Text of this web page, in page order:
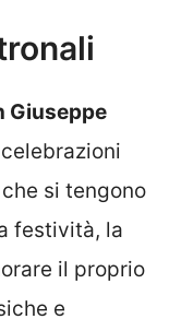
Giuseppe
si tengono
festività, la
il proprio
e